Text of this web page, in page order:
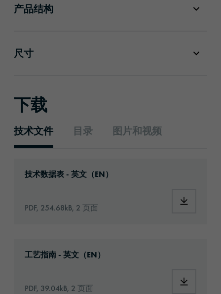
产品结构
尺寸
下载
技术文件 目录 图片和视频
技术数据表 - 英文（EN）
PDF, 254.68kB, 2 页面
工艺指南 - 英文（EN）
PDF, 39.04kB, 2 页面